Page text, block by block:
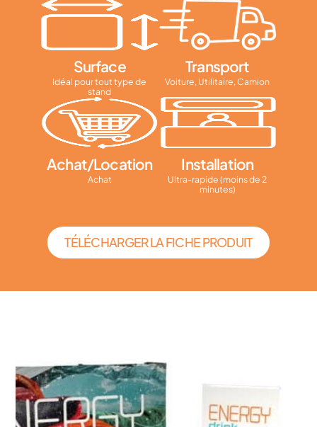
Surface
Idéal pour tout type de
stand
Transport
Voiture, Utilitaire, Camion
Achat/Location
Achat
Installation
Ultra-rapide (moins de 2
minutes)
TÉLÉCHARGER LA FICHE PRODUIT